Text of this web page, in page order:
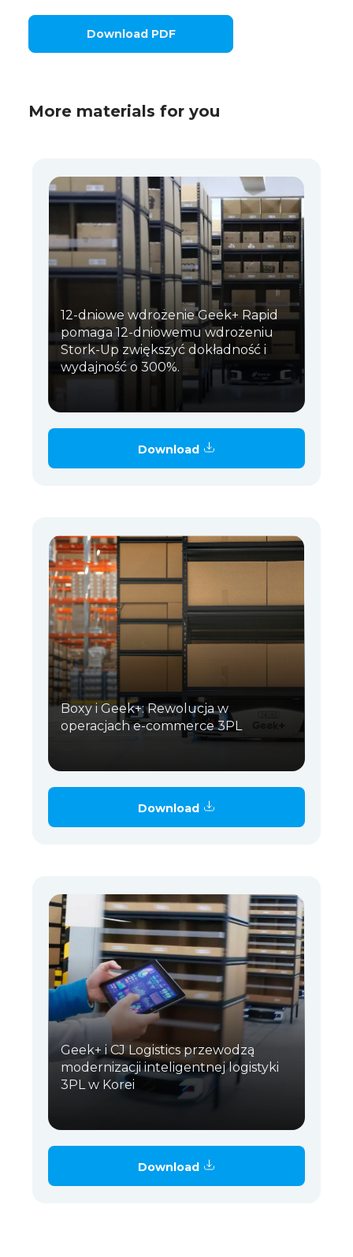
Download PDF
More materials for you
12-dniowe wdrożenie Geek+ Rapid
pomaga 12-dniowemu wdrożeniu
Stork-Up zwiększyć dokładność i
wydajność o 300%.
Download
Boxy i Geek+: Rewolucja w
operacjach e-commerce 3PL
Download
Geek+ i CJ Logistics przewodzą
modernizacji inteligentnej logistyki
3PL w Korei
Download